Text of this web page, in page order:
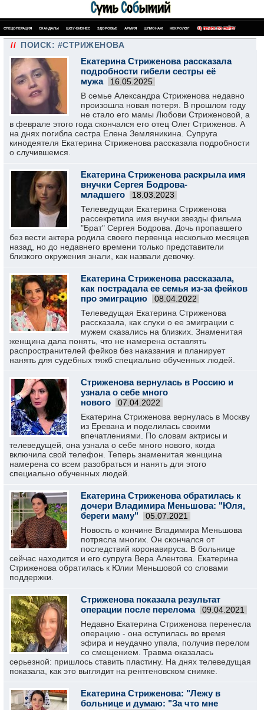
СПЕЦОПЕРАЦИЯ СКАНДАЛЫ ШОУ-БИЗНЕС ЗДОРОВЬЕ АРМИЯ ШПИОНАЖ НЕКРОЛОГ ПОИСК ПО САЙТУ
// ПОИСК: #СТРИЖЕНОВА
Екатерина Стриженова рассказала
подробности гибели сестры её
мужа
16.05.2025
В семье Александра Стриженова недавно
произошла новая потеря. В прошлом году
не стало его мамы Любови Стриженовой, а
в феврале этого года скончался его отец Олег Стриженов. А
на днях погибла сестра Елена Земляникина. Супруга
кинодеятеля Екатерина Стриженова рассказала подробности
о случившемся.
Екатерина Стриженова раскрыла имя
внучки Сергея Бодрова-
младшего
18.03.2023
Телеведущая Екатерина Стриженова
рассекретила имя внучки звезды фильма
"Брат" Сергея Бодрова. Дочь пропавшего
без вести актера родила своего первенца несколько месяцев
назад, но до недавнего времени только представители
близкого окружения знали, как назвали девочку.
Екатерина Стриженова рассказала,
как пострадала ее семья из-за фейков
про эмиграцию
08.04.2022
Телеведущая Екатерина Стриженова
рассказала, как слухи о ее эмиграции с
мужем сказались на близких. Знаменитая
женщина дала понять, что не намерена оставлять
распространителей фейков без наказания и планирует
нанять для судебных тяжб специально обученных людей.
Стриженова вернулась в Россию и
узнала о себе много
нового
07.04.2022
Екатерина Стриженова вернулась в Москву
из Еревана и поделилась своими
впечатлениями. По словам актрисы и
телеведущей, она узнала о себе много нового, когда
включила свой телефон. Теперь знаменитая женщина
намерена со всем разобраться и нанять для этого
специально обученных людей.
Екатерина Стриженова обратилась к
дочери Владимира Меньшова: "Юля,
береги маму"
05.07.2021
Новость о кончине Владимира Меньшова
потрясла многих. Он скончался от
последствий коронавируса. В больнице
сейчас находится и его супруга Вера Алентова. Екатерина
Стриженова обратилась к Юлии Меньшовой со словами
поддержки.
Стриженова показала результат
операции после перелома
09.04.2021
Недавно Екатерина Стриженова перенесла
операцию - она оступилась во время
эфира и неудачно упала, получив перелом
со смещением. Травма оказалась
серьезной: пришлось ставить пластину. На днях телеведущая
показала, как это выглядит на рентгеновском снимке.
Екатерина Стриженова: "Лежу в
больнице и думаю: "За что мне